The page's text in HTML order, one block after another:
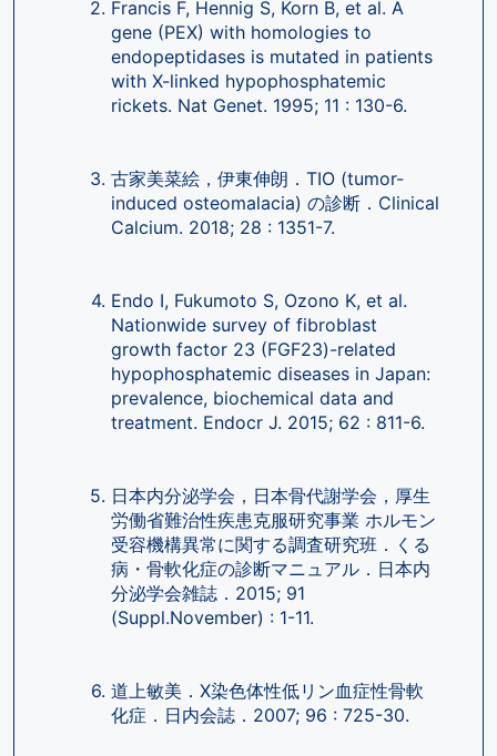
Francis F, Hennig S, Korn B, et al. A
gene (PEX) with homologies to
endopeptidases is mutated in patients
with X-linked hypophosphatemic
rickets. Nat Genet. 1995; 11 : 130-6.
古家美菜絵，伊東伸朗．TIO (tumor-
induced osteomalacia) の診断．Clinical
Calcium. 2018; 28 : 1351-7.
Endo I, Fukumoto S, Ozono K, et al.
Nationwide survey of fibroblast
growth factor 23 (FGF23)-related
hypophosphatemic diseases in Japan:
prevalence, biochemical data and
treatment. Endocr J. 2015; 62 : 811-6.
日本内分泌学会，日本骨代謝学会，厚生
労働省難治性疾患克服研究事業 ホルモン
受容機構異常に関する調査研究班．くる
病・骨軟化症の診断マニュアル．日本内
分泌学会雑誌．2015; 91
(Suppl.November) : 1-11.
道上敏美．X染色体性低リン血症性骨軟
化症．日内会誌．2007; 96 : 725-30.